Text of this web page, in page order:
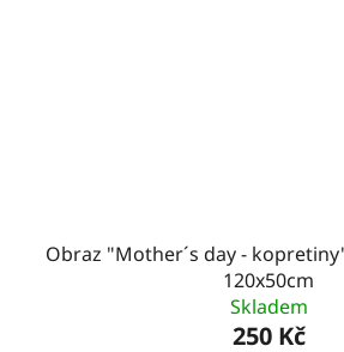
Obraz "Mother´s day -
120x50cm
Skladem
250 Kč